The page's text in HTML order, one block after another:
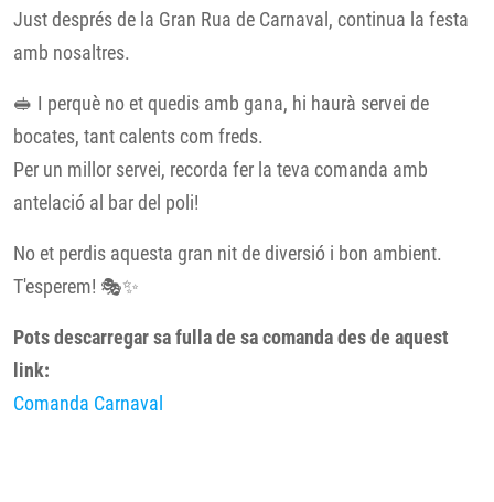
Just després de la Gran Rua de Carnaval, continua la festa
amb nosaltres.
🥪 I perquè no et quedis amb gana, hi haurà servei de
bocates, tant calents com freds.
Per un millor servei, recorda fer la teva comanda amb
antelació al bar del poli!
No et perdis aquesta gran nit de diversió i bon ambient.
T'esperem! 🎭✨
Pots descarregar sa fulla de sa comanda des de aquest
link:
Comanda Carnaval